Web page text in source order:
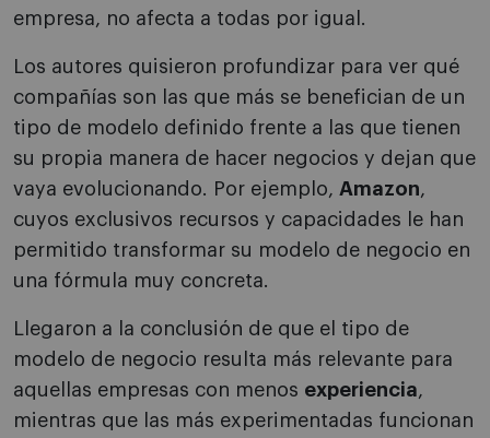
empresa, no afecta a todas por igual.
Los autores quisieron profundizar para ver qué
compañías son las que más se benefician de un
tipo de modelo definido frente a las que tienen
su propia manera de hacer negocios y dejan que
vaya evolucionando. Por ejemplo, Amazon,
cuyos exclusivos recursos y capacidades le han
permitido transformar su modelo de negocio en
una fórmula muy concreta.
Llegaron a la conclusión de que el tipo de
modelo de negocio resulta más relevante para
aquellas empresas con menos experiencia,
mientras que las más experimentadas funcionan